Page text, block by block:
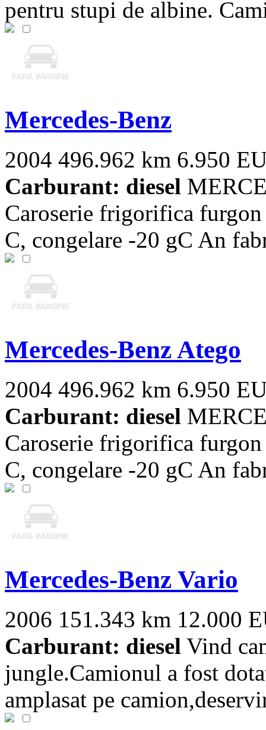
pentru stupi de albine.
Mercedes-Benz
2004 496.962 km 6.950
Carburant: diesel
Caroserie frigorifica
C, congelare -20 gC An
Mercedes-Benz Atego
2004 496.962 km 6.950
Carburant: diesel
Caroserie frigorifica
C, congelare -20 gC An
Mercedes-Benz Vario
2006 151.343 km 12.000
Carburant: diesel Vind
jungle.Camionul a fost
amplasat pe